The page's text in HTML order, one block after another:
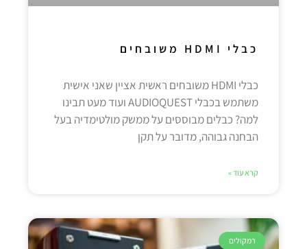
כבלי HDMI משובחים
כבלי HDMI משובחים ראשית אציין שאני אישית
משתמש בכבלי AUDIOQUEST ועוד מעט תבינו
למה? כבלים מבוססים על ממשק מולטימדיה בעל
הבחנה גבוהה, מדובר על תקן
קרא עוד »
רמקולים